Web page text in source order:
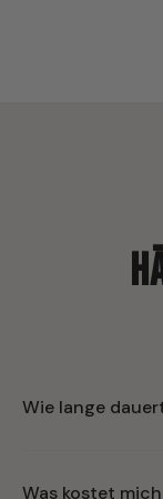
Wie lange
Was kostet